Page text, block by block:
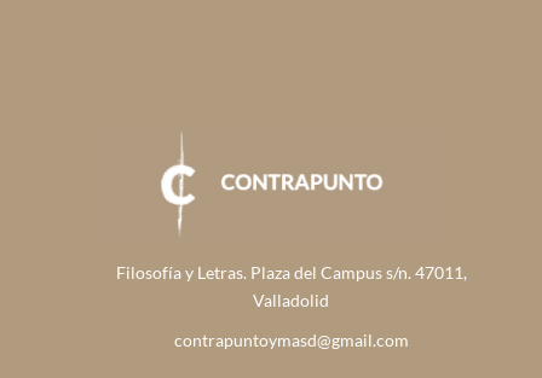
Filosofía y Letras. Plaza del Campus s/n. 47011,
Valladolid
contrapuntoymasd@gmail.com